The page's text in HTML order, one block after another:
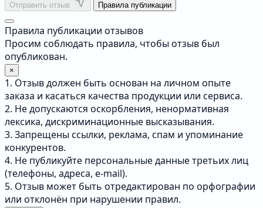
Отправить отзыв Правила публикации
Правила публикации отзывов
Просим соблюдать правила, чтобы отзыв был
опубликован.
×
1. Отзыв должен быть основан на личном опыте
заказа и касаться качества продукции или сервиса.
2. Не допускаются оскорбления, ненормативная
лексика, дискриминационные высказывания.
3. Запрещены ссылки, реклама, спам и упоминание
конкурентов.
4. Не публикуйте персональные данные третьих лиц
(телефоны, адреса, e-mail).
5. Отзыв может быть отредактирован по орфографии
или отклонён при нарушении правил.